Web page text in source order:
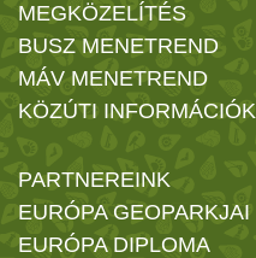
MEGKÖZELÍTÉS
BUSZ MENETREND
MÁV MENETREND
KÖZÚTI INFORMÁCIÓK
PARTNEREINK
EURÓPA GEOPARKJAI
EURÓPA DIPLOMA